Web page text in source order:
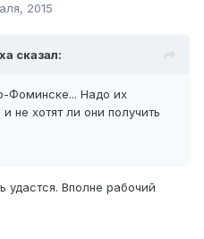
2015
сказал:
Фоминске... Надо их
не хотят ли они получить
удастся. Вполне рабочий